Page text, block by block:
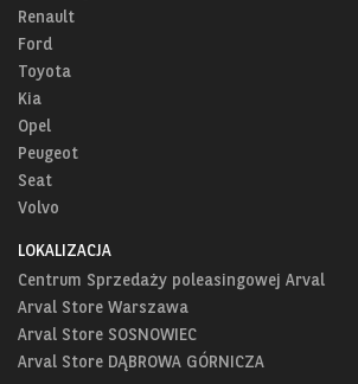
Renault
Ford
Toyota
Kia
Opel
Peugeot
Seat
Volvo
LOKALIZACJA
Centrum Sprzedaży poleasingowej Arval
Arval Store Warszawa
Arval Store SOSNOWIEC
Arval Store DĄBROWA GÓRNICZA